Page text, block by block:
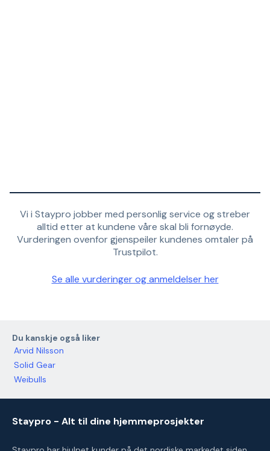
Vi i Staypro jobber med personlig service og streber
alltid etter at kundene våre skal bli fornøyde.
Vurderingen ovenfor gjenspeiler kundenes omtaler på
Trustpilot.
Se alle vurderinger og anmeldelser her
Du kanskje også liker
Arvid Nilsson
Solid Gear
Weibulls
Staypro - Alt til dine hjemmeprosjekter